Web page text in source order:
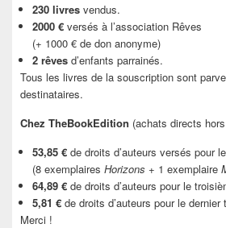
230 livres vendus.
2000 € versés à l’association Rêves
(+ 1000 € de don anonyme)
2 rêves d’enfants parrainés.
Tous les livres de la souscription sont
destinataires.
Chez TheBookEdition (achats directs
53,85 € de droits d’auteurs versés pour
(8 exemplaires Horizons + 1 exemplaire
64,89 € de droits d’auteurs pour le
5,81 € de droits d’auteurs pour le dernier
Merci !